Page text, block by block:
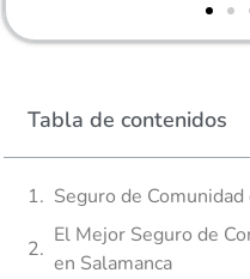
Tabla de contenidos
Seguro de Comunidad
El Mejor Seguro de
en Salamanca